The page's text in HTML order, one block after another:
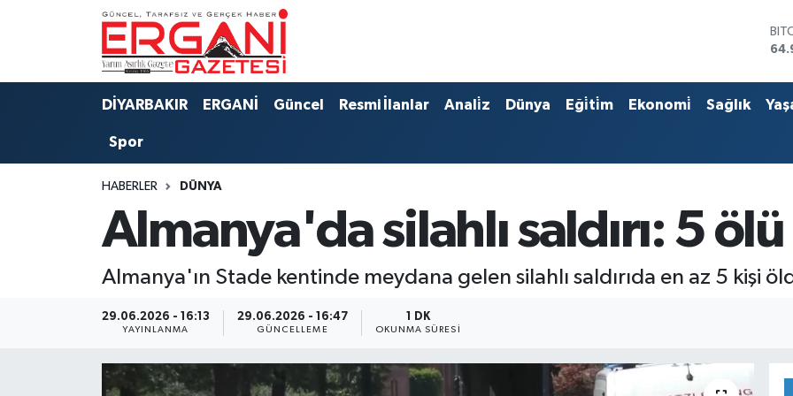
DİYARBAKIR ERGANİ Güncel Resmi İlanlar Anali̇z Dünya Eği̇ti̇m Ekonomi̇ Sağlık
Spor
HABERLER DÜNYA
Almanya'da silahlı saldırı: 5 ölü
Almanya'ın Stade kentinde meydana gelen silahlı saldırıda en az 5 kişi
29.06.2026 - 16:13
YAYINLANMA
29.06.2026 - 16:47
GÜNCELLEME
1 DK
OKUNMA SÜRESI
DİYARBAKIR
BAĞLAR
ERGANİ
Resmi İlanlar
Ergani Nöbetçi Eczaneler
Ergani Hava Durumu
Tüm Manşetler
Son Dakika Haberleri
Haber Arşivi